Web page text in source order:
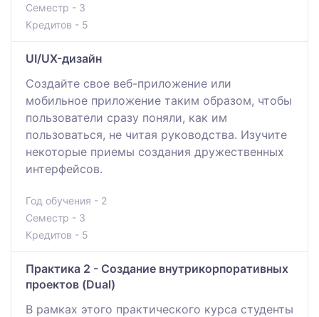
Семестр - 3
Кредитов - 5
UI/UX-дизайн
Создайте свое веб-приложение или
мобильное приложение таким образом, чтобы
пользователи сразу поняли, как им
пользоваться, не читая руководства. Изучите
некоторые приемы создания дружественных
интерфейсов.
Год обучения - 2
Семестр - 3
Кредитов - 5
Практика 2 - Создание внутрикорпоративных
проектов (Dual)
В рамках этого практического курса студенты